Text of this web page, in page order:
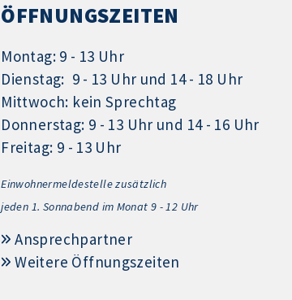
ÖFFNUNGSZEITEN
Montag: 9 - 13 Uhr
Dienstag: 9 - 13 Uhr und 14 - 18 Uhr
Mittwoch: kein Sprechtag
Donnerstag: 9 - 13 Uhr und 14 - 16 Uhr
Freitag: 9 - 13 Uhr
Einwohnermeldestelle zusätzlich
jeden 1. Sonnabend im Monat 9 - 12 Uhr
Ansprechpartner
Weitere Öffnungszeiten